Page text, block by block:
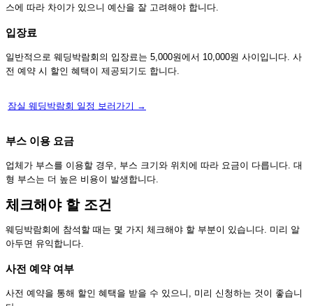
스에 따라 차이가 있으니 예산을 잘 고려해야 합니다.
입장료
일반적으로 웨딩박람회의 입장료는 5,000원에서 10,000원 사이입니다. 사
전 예약 시 할인 혜택이 제공되기도 합니다.
잠실 웨딩박람회 일정 보러가기 →
부스 이용 요금
업체가 부스를 이용할 경우, 부스 크기와 위치에 따라 요금이 다릅니다. 대
형 부스는 더 높은 비용이 발생합니다.
체크해야 할 조건
웨딩박람회에 참석할 때는 몇 가지 체크해야 할 부분이 있습니다. 미리 알
아두면 유익합니다.
사전 예약 여부
사전 예약을 통해 할인 혜택을 받을 수 있으니, 미리 신청하는 것이 좋습니